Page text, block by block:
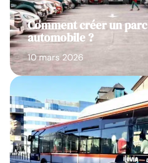
Comment créer un parc
automobile ?
10 mars 2026